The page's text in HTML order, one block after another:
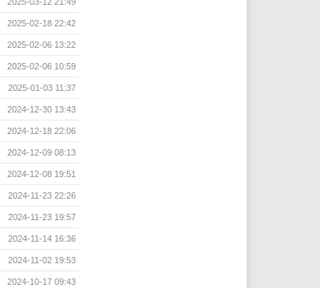
2025-02-18 22:42
2025-02-06 13:22
2025-02-06 10:59
2025-01-03 11:37
2024-12-30 13:43
2024-12-18 22:06
2024-12-09 08:13
2024-12-08 19:51
2024-11-23 22:26
2024-11-23 19:57
2024-11-14 16:36
2024-11-02 19:53
2024-10-17 09:43